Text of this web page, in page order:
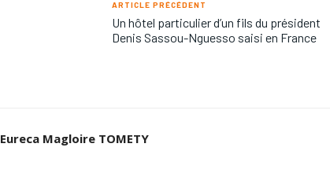
ARTICLE PRÉCÉDENT
Un hôtel particulier d’un fils du président
Denis Sassou-Nguesso saisi en France
Eureca Magloire TOMETY